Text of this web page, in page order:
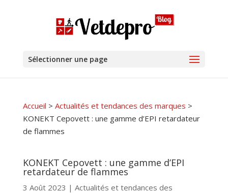
Sélectionner une page
Accueil > Actualités et tendances des marques >
KONEKT Cepovett : une gamme d’EPI retardateur
de flammes
KONEKT Cepovett : une gamme d’EPI
retardateur de flammes
3 Août 2023 | Actualités et tendances des